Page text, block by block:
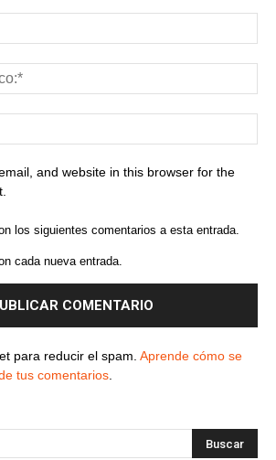
and website in this browser for the
los siguientes comentarios a esta entrada.
cada nueva entrada.
para reducir el spam. Aprende cómo se
tus comentarios.